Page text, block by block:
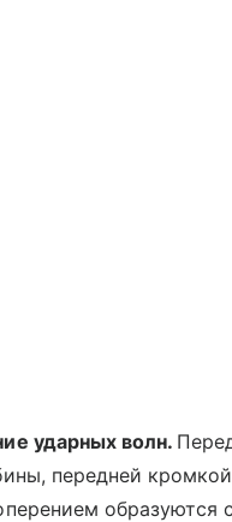
ударных волн.
передней
образуются